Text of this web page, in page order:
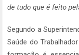
de tudo que é feito
Segundo a
Saúde do